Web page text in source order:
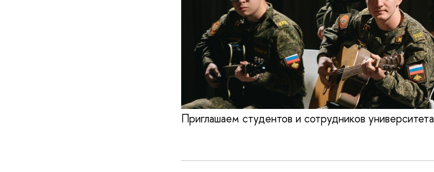
Приглашаем студентов и сотрудников университета